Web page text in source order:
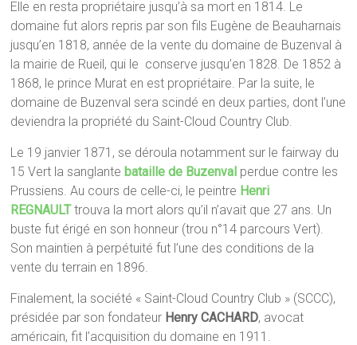
Elle en resta propriétaire jusqu’à sa mort en 1814. Le
domaine fut alors repris par son fils Eugène de Beauharnais
jusqu’en 1818, année de la vente du domaine de Buzenval à
la mairie de Rueil, qui le conserve jusqu’en 1828. De 1852 à
1868, le prince Murat en est propriétaire. Par la suite, le
domaine de Buzenval sera scindé en deux parties, dont l’une
deviendra la propriété du Saint-Cloud Country Club.
Le 19 janvier 1871, se déroula notamment sur le fairway du
15 Vert la sanglante bataille de Buzenval perdue contre les
Prussiens. Au cours de celle-ci, le peintre Henri
REGNAULTtrouva la mort alors qu’il n’avait que 27 ans. Un
buste fut érigé en son honneur (trou n°14 parcours Vert).
Son maintien à perpétuité fut l’une des conditions de la
vente du terrain en 1896.
Finalement, la société « Saint-Cloud Country Club » (SCCC),
présidée par son fondateur Henry CACHARD, avocat
américain, fit l’acquisition du domaine en 1911.